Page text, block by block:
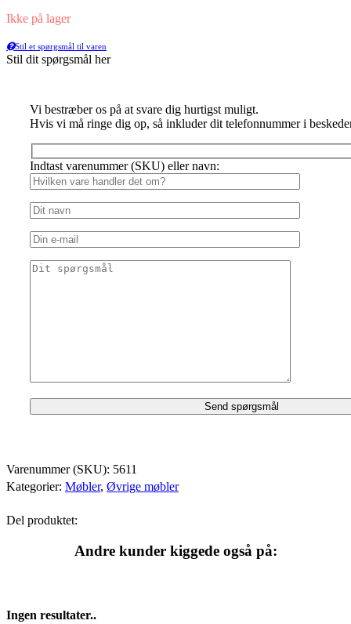
Ikke på lager
Stil et spørgsmål til varen
Stil dit spørgsmål her
Vi bestræber os på at svare dig hurtigst muligt.
Hvis vi må ringe dig op, så inkluder dit telefonnummer i
Indtast varenummer (SKU) eller navn:
Varenummer (SKU): 5611
Kategorier: Møbler, Øvrige møbler
Del produktet:
Andre kunder kiggede også på:
Ingen resultater..